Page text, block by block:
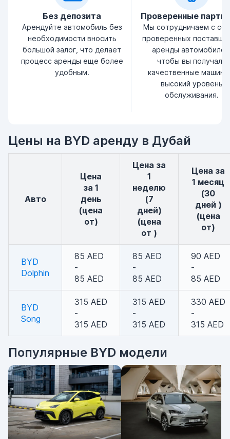
Без депозита
Арендуйте автомобиль без
необходимости вносить
большой залог, что делает
процесс аренды еще более
удобным.
Проверенные
Мы сотрудничаем с
проверенных
аренды
чтобы вы получали
качественные
высокий уровень
обслуживания.
Цены на BYD аренду в Дубай
авто
Цена
за 1
день
(цена
от)
Цена за
1
неделю
(7
дней)
(цена
от )
Цена за
1 месяц
(30
дней )
(цена
от)
BYD
Dolphin
85 AED
-
85 AED
85 AED
-
85 AED
90 AED
-
85 AED
BYD
Song
315 AED
-
315 AED
315 AED
-
315 AED
330 AED
-
315 AED
Популярные BYD модели